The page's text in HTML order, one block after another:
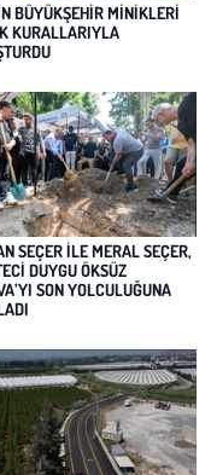
BÜYÜKŞEHİR MİNİKLERİ
KURALLARIYLA
SEÇER İLE MERAL SEÇER,
DUYGU ÖKSÜZ
SON YOLCULUĞUNA